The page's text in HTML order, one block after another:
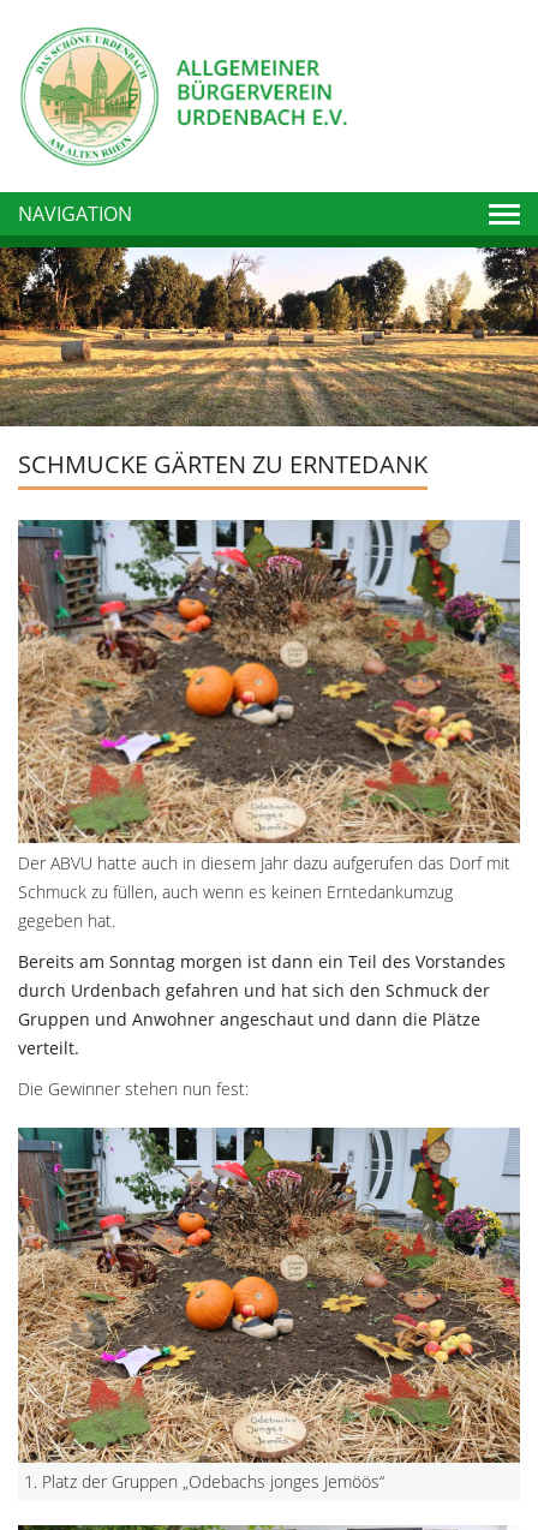
NAVIGATION
SCHMUCKE GÄRTEN ZU ERNTEDANK
Der ABVU hatte auch in diesem Jahr dazu aufgerufen das Dorf mit
Schmuck zu füllen, auch wenn es keinen Erntedankumzug
gegeben hat.
Bereits am Sonntag morgen ist dann ein Teil des Vorstandes
durch Urdenbach gefahren und hat sich den Schmuck der
Gruppen und Anwohner angeschaut und dann die Plätze
verteilt.
Die Gewinner stehen nun fest:
1. Platz der Gruppen „Odebachs jonges Jemöös“